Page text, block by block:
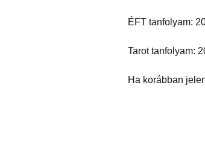
ÉFT tanfolyam:
Tarot tanfolyam:
Ha korábban